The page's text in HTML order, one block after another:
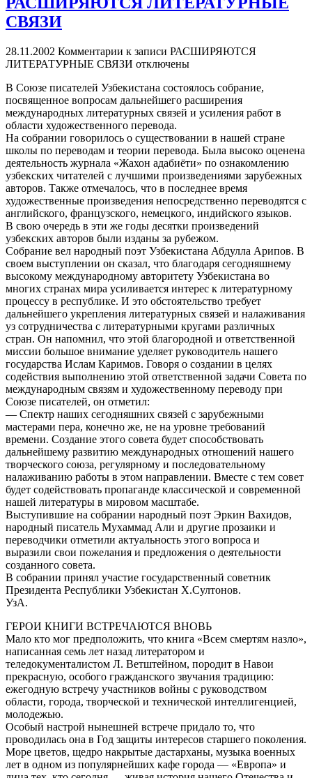
СВЯЗИ
28.11.2002 Комментарии к записи РАСШИРЯЮТСЯ
ЛИТЕРАТУРНЫЕ СВЯЗИ отключены
В Союзе писателей Узбекистана состоялось собрание,
посвященное вопросам дальнейшего расширения
международных литературных связей и усиления работ в
области художественного перевода.
На собрании говорилось о существовании в нашей стране
школы по переводам и теории перевода. Была высоко оценена
деятельность журнала «Жахон адабиёти» по ознакомлению
узбекских читателей с лучшими произведениями зарубежных
авторов. Также отмечалось, что в последнее время
художественные произведения непосредственно переводятся с
английского, французского, немецкого, индийского языков.
В свою очередь в эти же годы десятки произведений
узбекских авторов были изданы за рубежом.
Собрание вел народный поэт Узбекистана Абдулла Арипов. В
своем выступлении он сказал, что благодаря сегодняшнему
высокому международному авторитету Узбекистана во
многих странах мира усиливается интерес к литературному
процессу в республике. И это обстоятельство требует
дальнейшего укрепления литературных связей и налаживания
уз сотрудничества с литературными кругами различных
стран. Он напомнил, что этой благородной и ответственной
миссии большое внимание уделяет руководитель нашего
государства Ислам Каримов. Говоря о создании в целях
содействия выполнению этой ответственной задачи Совета по
международным связям и художественному переводу при
Союзе писателей, он отметил:
— Спектр наших сегодняшних связей с зарубежными
мастерами пера, конечно же, не на уровне требований
времени. Создание этого совета будет способствовать
дальнейшему развитию международных отношений нашего
творческого союза, регулярному и последовательному
налаживанию работы в этом направлении. Вместе с тем совет
будет содействовать пропаганде классической и современной
нашей литературы в мировом масштабе.
Выступившие на собрании народный поэт Эркин Вахидов,
народный писатель Мухаммад Али и другие прозаики и
переводчики отметили актуальность этого вопроса и
выразили свои пожелания и предложения о деятельности
созданного совета.
В собрании принял участие государственный советник
Президента Республики Узбекистан Х.Султонов.
УзА.
ГЕРОИ КНИГИ ВСТРЕЧАЮТСЯ ВНОВЬ
Мало кто мог предположить, что книга «Всем смертям назло»,
написанная семь лет назад литератором и
теледокументалистом Л. Ветштейном, породит в Навои
прекрасную, особого гражданского звучания традицию:
ежегодную встречу участников войны с руководством
области, города, творческой и технической интеллигенцией,
молодежью.
Особый настрой нынешней встрече придало то, что
проводилась она в Год защиты интересов старшего поколения.
Море цветов, щедро накрытые дастарханы, музыка военных
лет в одном из популярнейших кафе города — «Европа» и